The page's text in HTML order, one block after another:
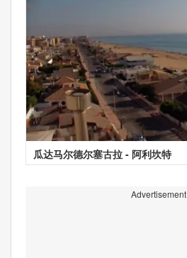
瓜达马尔德尔塞古拉 - 阿利坎特
Advertisement